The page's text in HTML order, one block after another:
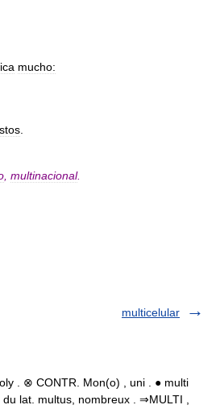
mucho:
multinacional.
multicelular
. ⊗ CONTR. Mon(o) , uni . ● multi
lat. multus, nombreux . ⇒MULTI ,